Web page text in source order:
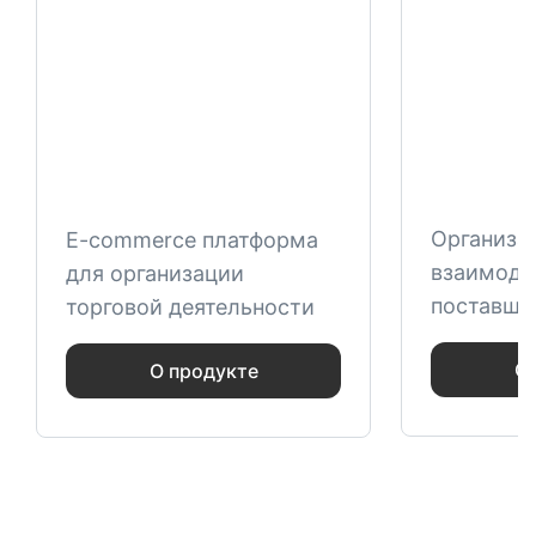
E-commerce платформа
для организации
торговой деятельности
О продукте О